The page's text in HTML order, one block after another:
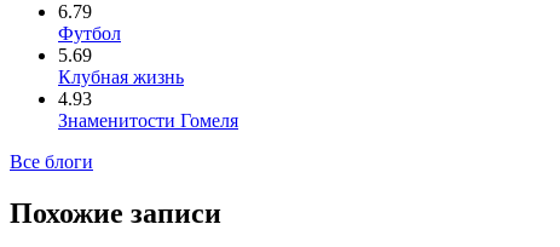
6.79
Футбол
5.69
Клубная жизнь
4.93
Знаменитости Гомеля
Все блоги
Похожие записи